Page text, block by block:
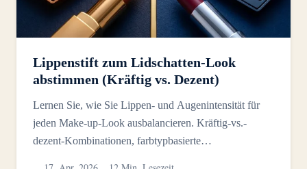
Lippenstift zum Lidschatten-Look
abstimmen (Kräftig vs. Dezent)
Lernen Sie, wie Sie Lippen- und Augenintensität für
jeden Make-up-Look ausbalancieren. Kräftig-vs.-
dezent-Kombinationen, farbtypbasierte